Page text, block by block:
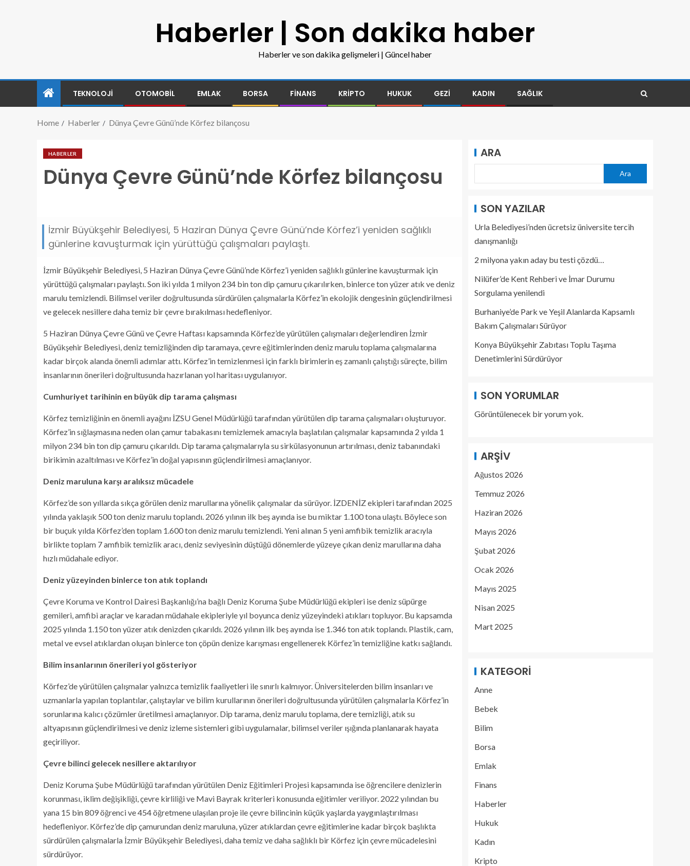
Haberler | Son dakika haber
Haberler ve son dakika gelişmeleri | Güncel haber
TEKNOLOJI OTOMOBIL EMLAK BORSA FINANS KRIPTO HUKUK GEZI KADIN SAĞLIK
Home Haberler Dünya Çevre Günü’nde Körfez bilançosu
HABERLER
Dünya Çevre Günü’nde Körfez bilançosu
İzmir Büyükşehir Belediyesi, 5 Haziran Dünya Çevre Günü’nde Körfez’i yeniden sağlıklı
günlerine kavuşturmak için yürüttüğü çalışmaları paylaştı.
İzmir Büyükşehir Belediyesi, 5 Haziran Dünya Çevre Günü’nde Körfez’i yeniden sağlıklı günlerine kavuşturmak için
yürüttüğü çalışmaları paylaştı. Son iki yılda 1 milyon 234 bin ton dip çamuru çıkarılırken, binlerce ton yüzer atık ve deniz
marulu temizlendi. Bilimsel veriler doğrultusunda sürdürülen çalışmalarla Körfez’in ekolojik dengesinin güçlendirilmesi
ve gelecek nesillere daha temiz bir çevre bırakılması hedefleniyor.
5 Haziran Dünya Çevre Günü ve Çevre Haftası kapsamında Körfez’de yürütülen çalışmaları değerlendiren İzmir
Büyükşehir Belediyesi, deniz temizliğinden dip taramaya, çevre eğitimlerinden deniz marulu toplama çalışmalarına
kadar birçok alanda önemli adımlar attı. Körfez’in temizlenmesi için farklı birimlerin eş zamanlı çalıştığı süreçte, bilim
insanlarının önerileri doğrultusunda hazırlanan yol haritası uygulanıyor.
Cumhuriyet tarihinin en büyük dip tarama çalışması
Körfez temizliğinin en önemli ayağını İZSU Genel Müdürlüğü tarafından yürütülen dip tarama çalışmaları oluşturuyor.
Körfez’in sığlaşmasına neden olan çamur tabakasını temizlemek amacıyla başlatılan çalışmalar kapsamında 2 yılda 1
milyon 234 bin ton dip çamuru çıkarıldı. Dip tarama çalışmalarıyla su sirkülasyonunun artırılması, deniz tabanındaki
birikimin azaltılması ve Körfez’in doğal yapısının güçlendirilmesi amaçlanıyor.
Deniz maruluna karşı aralıksız mücadele
Körfez’de son yıllarda sıkça görülen deniz marullarına yönelik çalışmalar da sürüyor. İZDENİZ ekipleri tarafından 2025
yılında yaklaşık 500 ton deniz marulu toplandı. 2026 yılının ilk beş ayında ise bu miktar 1.100 tona ulaştı. Böylece son
bir buçuk yılda Körfez’den toplam 1.600 ton deniz marulu temizlendi. Yeni alınan 5 yeni amfibik temizlik aracıyla
birlikte toplam 7 amfibik temizlik aracı, deniz seviyesinin düştüğü dönemlerde yüzeye çıkan deniz marullarına daha
hızlı müdahale ediyor.
Deniz yüzeyinden binlerce ton atık toplandı
Çevre Koruma ve Kontrol Dairesi Başkanlığı’na bağlı Deniz Koruma Şube Müdürlüğü ekipleri ise deniz süpürge
gemileri, amfibi araçlar ve karadan müdahale ekipleriyle yıl boyunca deniz yüzeyindeki atıkları topluyor. Bu kapsamda
2025 yılında 1.150 ton yüzer atık denizden çıkarıldı. 2026 yılının ilk beş ayında ise 1.346 ton atık toplandı. Plastik, cam,
metal ve evsel atıklardan oluşan binlerce ton çöpün denize karışması engellenerek Körfez’in temizliğine katkı sağlandı.
Bilim insanlarının önerileri yol gösteriyor
Körfez’de yürütülen çalışmalar yalnızca temizlik faaliyetleri ile sınırlı kalmıyor. Üniversitelerden bilim insanları ve
uzmanlarla yapılan toplantılar, çalıştaylar ve bilim kurullarının önerileri doğrultusunda yürütülen çalışmalarla Körfez’in
sorunlarına kalıcı çözümler üretilmesi amaçlanıyor. Dip tarama, deniz marulu toplama, dere temizliği, atık su
altyapısının güçlendirilmesi ve deniz izleme sistemleri gibi uygulamalar, bilimsel veriler ışığında planlanarak hayata
geçiriliyor.
Çevre bilinci gelecek nesillere aktarılıyor
Deniz Koruma Şube Müdürlüğü tarafından yürütülen Deniz Eğitimleri Projesi kapsamında ise öğrencilere denizlerin
korunması, iklim değişikliği, çevre kirliliği ve Mavi Bayrak kriterleri konusunda eğitimler veriliyor. 2022 yılından bu
yana 15 bin 809 öğrenci ve 454 öğretmene ulaşılan proje ile çevre bilincinin küçük yaşlarda yaygınlaştırılması
hedefleniyor. Körfez’de dip çamurundan deniz maruluna, yüzer atıklardan çevre eğitimlerine kadar birçok başlıkta
sürdürülen çalışmalarla İzmir Büyükşehir Belediyesi, daha temiz ve daha sağlıklı bir Körfez için çevre mücadelesini
sürdürüyor.
ARA
Ara
SON YAZILAR
Urla Belediyesi’nden ücretsiz üniversite tercih
danışmanlığı
2 milyona yakın aday bu testi çözdü…
Nilüfer’de Kent Rehberi ve İmar Durumu
Sorgulama yenilendi
Burhaniye’de Park ve Yeşil Alanlarda Kapsamlı
Bakım Çalışmaları Sürüyor
Konya Büyükşehir Zabıtası Toplu Taşıma
Denetimlerini Sürdürüyor
SON YORUMLAR
Görüntülenecek bir yorum yok.
ARŞIV
Ağustos 2026
Temmuz 2026
Haziran 2026
Mayıs 2026
Şubat 2026
Ocak 2026
Mayıs 2025
Nisan 2025
Mart 2025
KATEGORI
Anne
Bebek
Bilim
Borsa
Emlak
Finans
Haberler
Hukuk
Kadın
Kripto